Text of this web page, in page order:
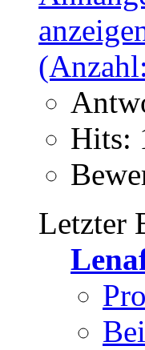
Hits:
Letzter